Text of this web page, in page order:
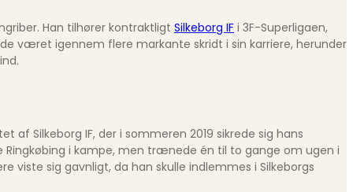
Han tilhører kontraktligt Silkeborg IF i 3F-Superligaen,
været igennem flere markante skridt i sin karriere, herunder
af Silkeborg IF, der i sommeren 2019 sikrede sig hans
i kampe, men trænede én til to gange om ugen i
viste sig gavnligt, da han skulle indlemmes i Silkeborgs